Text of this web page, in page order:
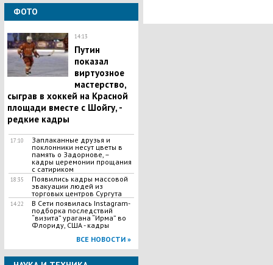
ФОТО
14:13
Путин
показал
виртуозное
мастерство,
сыграв в хоккей на Красной
площади вместе с Шойгу, -
редкие кадры
17:10
Заплаканные друзья и
поклонники несут цветы в
память о Задорнове, –
кадры церемонии прощания
с сатириком
18:35
Появились кадры массовой
эвакуации людей из
торговых центров Сургута
14:22
В Сети появилась Іnstagram-
подборка последствий
“визита” урагана “Ирма” во
Флориду, США - кадры
ВСЕ НОВОСТИ »